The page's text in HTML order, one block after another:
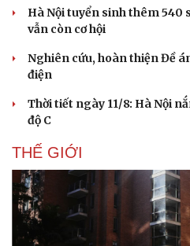
Hà Nội tuyển sinh thêm 540
vẫn còn cơ hội
Nghiên cứu, hoàn thiện Đề
điện
Thời tiết ngày 11/8: Hà Nội
độ C
THẾ GIỚI